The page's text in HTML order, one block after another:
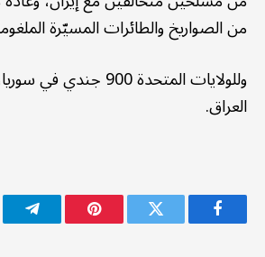
من الصواريخ والطائرات المسيّرة
العراق.
فيسبوك تويتر بينتيريست